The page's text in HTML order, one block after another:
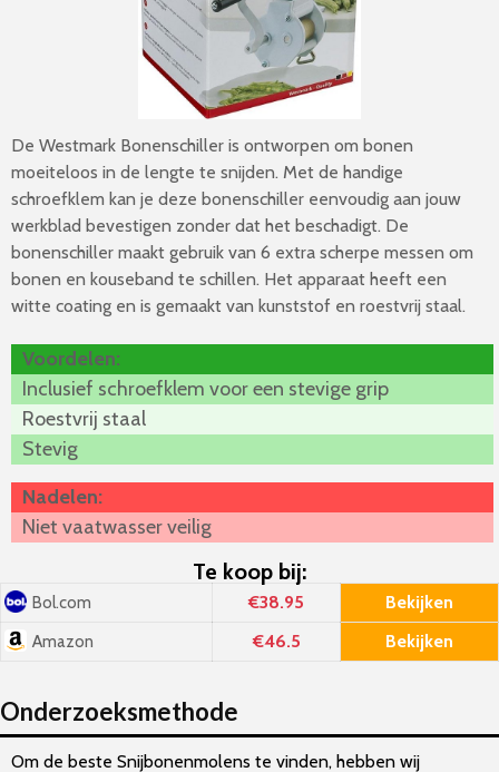
De Westmark Bonenschiller is ontworpen om bonen
moeiteloos in de lengte te snijden. Met de handige
schroefklem kan je deze bonenschiller eenvoudig aan jouw
werkblad bevestigen zonder dat het beschadigt. De
bonenschiller maakt gebruik van 6 extra scherpe messen om
bonen en kouseband te schillen. Het apparaat heeft een
witte coating en is gemaakt van kunststof en roestvrij staal.
Voordelen:
Inclusief schroefklem voor een stevige grip
Roestvrij staal
Stevig
Nadelen:
Niet vaatwasser veilig
Te koop bij:
Bol.com €38.95 Bekijken
Amazon €46.5 Bekijken
Onderzoeksmethode
Om de beste Snijbonenmolens te vinden, hebben wij